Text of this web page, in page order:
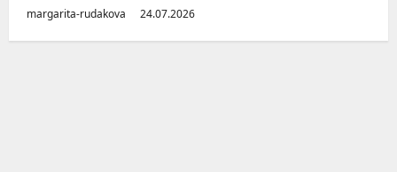
margarita-rudakova 24.07.2026